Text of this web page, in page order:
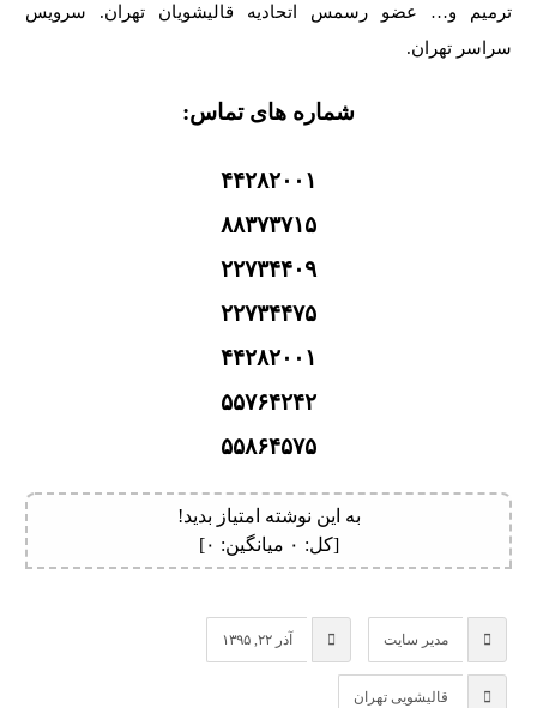
ترمیم و… عضو رسمس اتحادیه قالیشویان تهران. سرویس
سراسر تهران.
شماره های تماس:
۴۴۲۸۲۰۰۱
۸۸۳۷۳۷۱۵
۲۲۷۳۴۴۰۹
۲۲۷۳۴۴۷۵
۴۴۲۸۲۰۰۱
۵۵۷۶۴۲۴۲
۵۵۸۶۴۵۷۵
به این نوشته امتیاز بدید!
[کل: ۰ میانگین: ۰]
مدیر سایت آذر ۲۲, ۱۳۹۵
قالیشویی تهران